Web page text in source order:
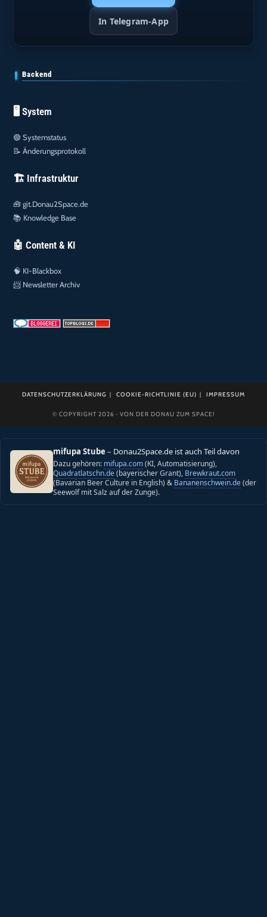
In Telegram-App
Backend
🖥️ System
🟢Systemstatus
📝Änderungsprotokoll
🏗️ Infrastruktur
🧰git.Donau2Space.de
📚 Knowledge Base
🤖 Content & KI
🧠 KI-Blackbox
📨 Newsletter Archiv
DATENSCHUTZERKLÄRUNG COOKIE-RICHTLINIE (EU) IMPRESSUM
© COPYRIGHT 2026 · VON DER DONAU ZUM SPACE!
mifupa Stube – Donau2Space.de ist auch Teil davon
Dazu gehören: mifupa.com(KI, Automatisierung),
Quadratlatschn.de(bayerischer Grant), Brewkraut.com
(Bavarian Beer Culture in English) & Bananenschwein.de(der
Seewolf mit Salz auf der Zunge).